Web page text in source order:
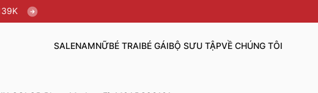
SALENAMNỮBÉ TRAIBÉ GÁIBỘ SƯU TẬPVỀ CHÚNG TÔI